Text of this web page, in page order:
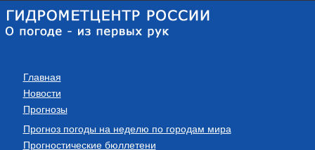
Главная
Новости
Прогнозы
Прогноз погоды на неделю по городам мира
Прогностические бюллетени